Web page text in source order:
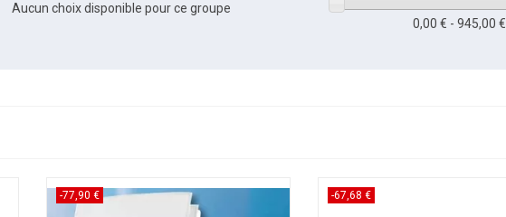
Aucun choix disponible pour ce groupe
0,00 € - 945,00 €
-77,90 € -67,68 €